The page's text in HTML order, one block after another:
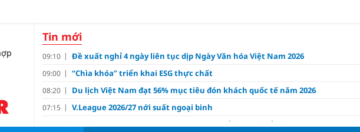
Tin mới
09:10 Đề xuất nghỉ 4 ngày liên tục dịp Ngày Văn hóa Việt Nam 2026
09:00 “Chìa khóa” triển khai ESG thực chất
08:20 Du lịch Việt Nam đạt 56% mục tiêu đón khách quốc tế năm 2026
07:15 V.League 2026/27 nới suất ngoại binh
07:00 Hoàn thiện quy định người nước ngoài sở hữu nhà ở